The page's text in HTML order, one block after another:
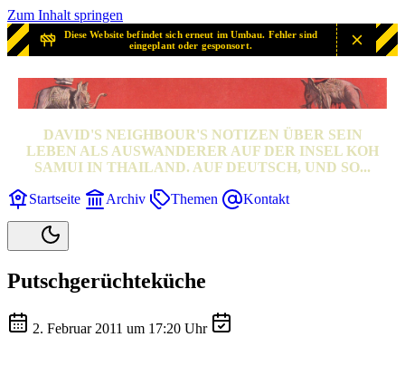
Zum Inhalt springen
Diese Website befindet sich erneut im Umbau. Fehler sind
eingeplant oder gesponsort.
SAMUI? SAMUI!
DAVID'S NEIGHBOUR'S NOTIZEN ÜBER SEIN
LEBEN ALS AUSWANDERER AUF DER INSEL KOH
SAMUI IN THAILAND. AUF DEUTSCH, UND SO...
Startseite Archiv Themen Kontakt
Putschgerüchteküche
2. Februar 2011 um 17:20 Uhr